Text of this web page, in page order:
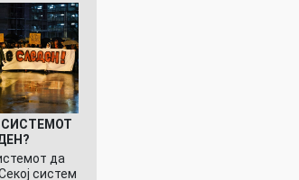
да
систем